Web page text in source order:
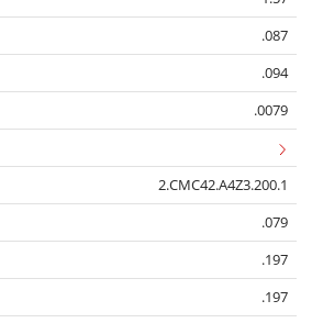
.087
.094
.0079
2.CMC42.A4Z3.200.1
.079
.197
.197